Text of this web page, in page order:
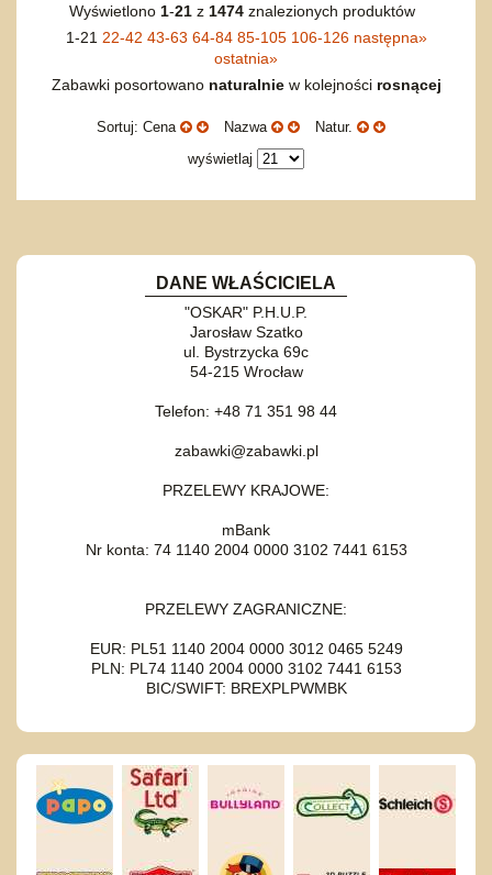
Wyświetlono 1-21z 1474znalezionych produktów
1-21 22-42 43-63 64-84 85-105 106-126 następna»
ostatnia»
Zabawki posortowano naturalniew kolejności rosnącej
Sortuj: Cena Nazwa
Natur.
wyświetlaj
DANE WŁAŚCICIELA
"OSKAR" P.H.U.P.
Jarosław Szatko
ul. Bystrzycka 69c
54-215 Wrocław
Telefon: +48 71 351 98 44
zabawki@zabawki.pl
PRZELEWY KRAJOWE:
mBank
Nr konta: 74 1140 2004 0000 3102 7441 6153
PRZELEWY ZAGRANICZNE:
EUR: PL51 1140 2004 0000 3012 0465 5249
PLN: PL74 1140 2004 0000 3102 7441 6153
BIC/SWIFT: BREXPLPWMBK